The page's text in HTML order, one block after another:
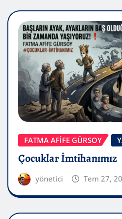
FATMA AFİFE GÜRSOY
Çocuklar İmtihanımız
yönetici Tem 27,